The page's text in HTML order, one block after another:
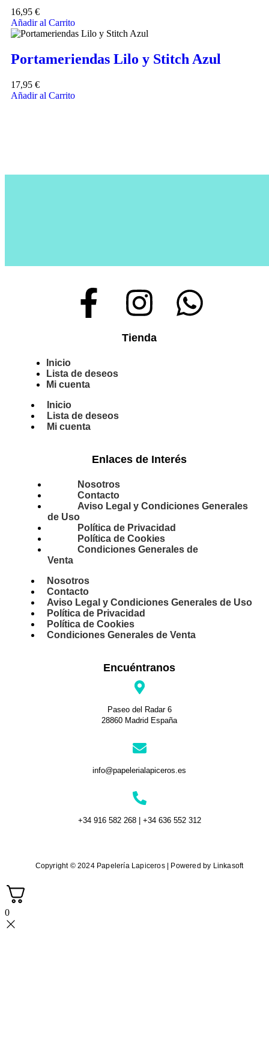
16,95 €
Añadir al Carrito
Portameriendas Lilo y Stitch Azul
17,95 €
Añadir al Carrito
Tienda
Inicio
Lista de deseos
Mi cuenta
Inicio
Lista de deseos
Mi cuenta
Enlaces de Interés
Nosotros
Contacto
Aviso Legal y Condiciones Generales
de Uso
Política de Privacidad
Política de Cookies
Condiciones Generales de
Venta
Nosotros
Contacto
Aviso Legal y Condiciones Generales de Uso
Política de Privacidad
Política de Cookies
Condiciones Generales de Venta
Encuéntranos
Paseo del Radar 6
28860 Madrid España
info@papelerialapiceros.es
+34 916 582 268 | +34 636 552 312
Copyright © 2024 Papelería Lapiceros | Powered by Linkasoft
0